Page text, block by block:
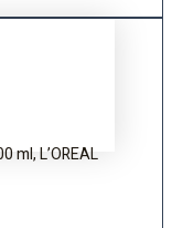
ml, L’OREAL